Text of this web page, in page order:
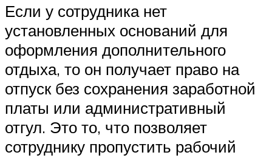
Если у сотрудника нет
установленных оснований для
оформления дополнительного
отдыха, то он получает право на
отпуск без сохранения заработной
платы или административный
отгул. Это то, что позволяет
сотруднику пропустить рабочий